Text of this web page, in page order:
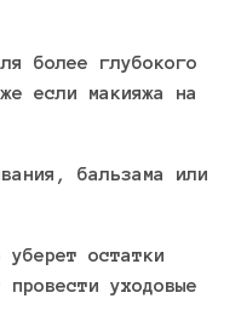
более глубокого
если макияжа на
бальзама или
остатки
уходовые